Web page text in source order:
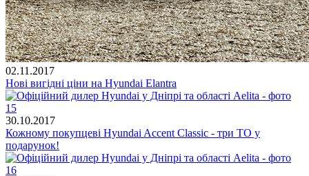
02.11.2017
Нові вигідні ціни на Hyundai Elantra
30.10.2017
Кожному покупцеві Hyundai Accent Classic - три ТО у
подарунок!